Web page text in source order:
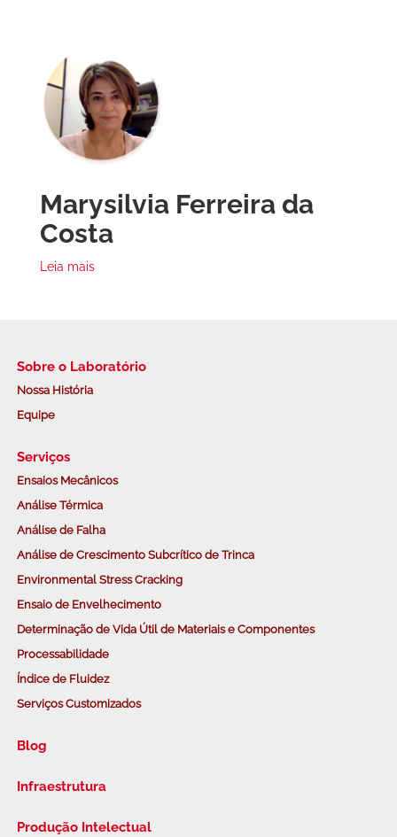
Marysilvia Ferreira da
Costa
Leia mais
Sobre o Laboratório
Nossa História
Equipe
Serviços
Ensaios Mecânicos
Análise Térmica
Análise de Falha
Análise de Crescimento Subcrítico de Trinca
Environmental Stress Cracking
Ensaio de Envelhecimento
Determinação de Vida Útil de Materiais e Componentes
Processabilidade
Índice de Fluidez
Serviços Customizados
Blog
Infraestrutura
Produção Intelectual